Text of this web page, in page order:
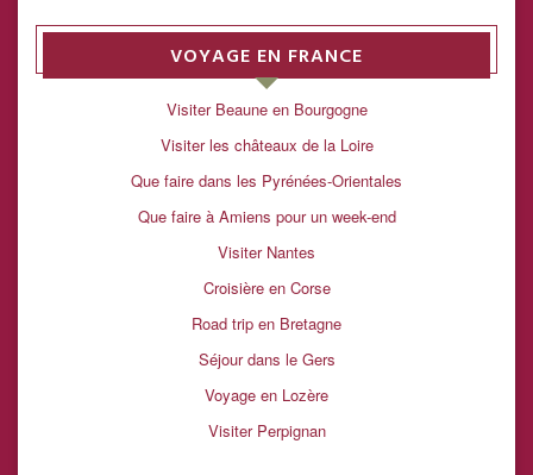
VOYAGE EN FRANCE
Visiter Beaune en Bourgogne
Visiter les châteaux de la Loire
Que faire dans les Pyrénées-Orientales
Que faire à Amiens pour un week-end
Visiter Nantes
Croisière en Corse
Road trip en Bretagne
Séjour dans le Gers
Voyage en Lozère
Visiter Perpignan